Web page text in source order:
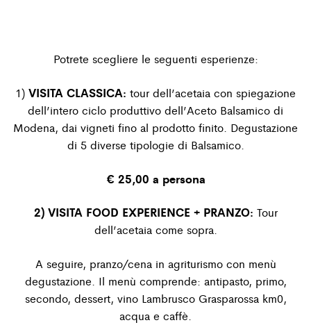
Potrete scegliere le seguenti esperienze:
1) VISITA CLASSICA: tour dell’acetaia con spiegazione
dell’intero ciclo produttivo dell’Aceto Balsamico di
Modena, dai vigneti fino al prodotto finito. Degustazione
di 5 diverse tipologie di Balsamico.
€ 25,00 a persona
2) VISITA FOOD EXPERIENCE + PRANZO: Tour
dell’acetaia come sopra.
A seguire, pranzo/cena in agriturismo con menù
degustazione. Il menù comprende: antipasto, primo,
secondo, dessert, vino Lambrusco Grasparossa km0,
acqua e caffè.